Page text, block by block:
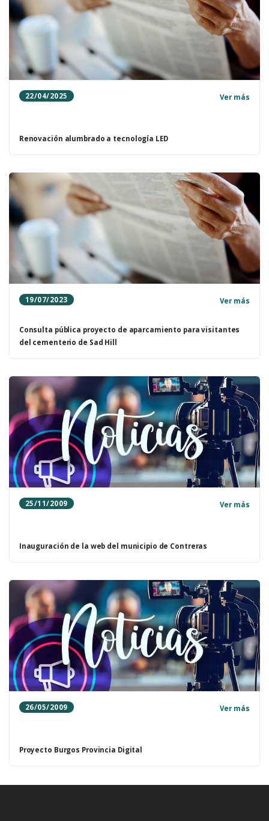
22/04/2025 Ver más
Renovación alumbrado a tecnología LED
19/07/2023 Ver más
Consulta pública proyecto de aparcamiento para visitantes
del cementerio de Sad Hill
25/11/2009 Ver más
Inauguración de la web del municipio de Contreras
26/05/2009 Ver más
Proyecto Burgos Provincia Digital